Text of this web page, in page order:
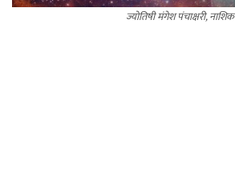
ज्योतिषी मंगेश पंचाक्षरी, नाशिक